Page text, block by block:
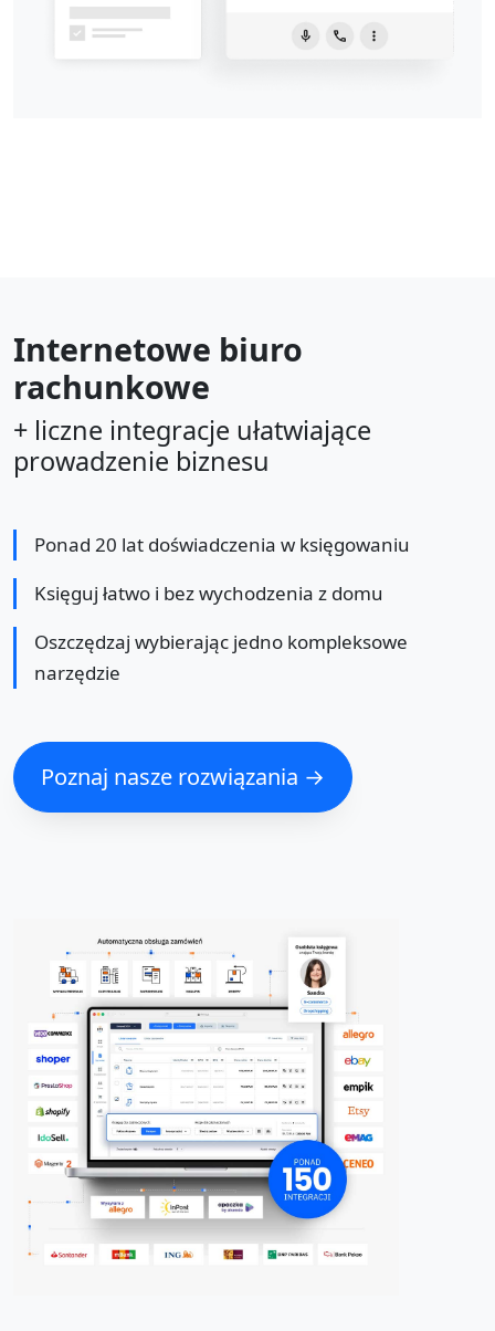
Internetowe biuro
rachunkowe
+ liczne integracje ułatwiające
prowadzenie biznesu
Ponad 20 lat doświadczenia w księgowaniu
Księguj łatwo i bez wychodzenia z domu
Oszczędzaj wybierając jedno kompleksowe
narzędzie
Poznaj nasze rozwiązania →